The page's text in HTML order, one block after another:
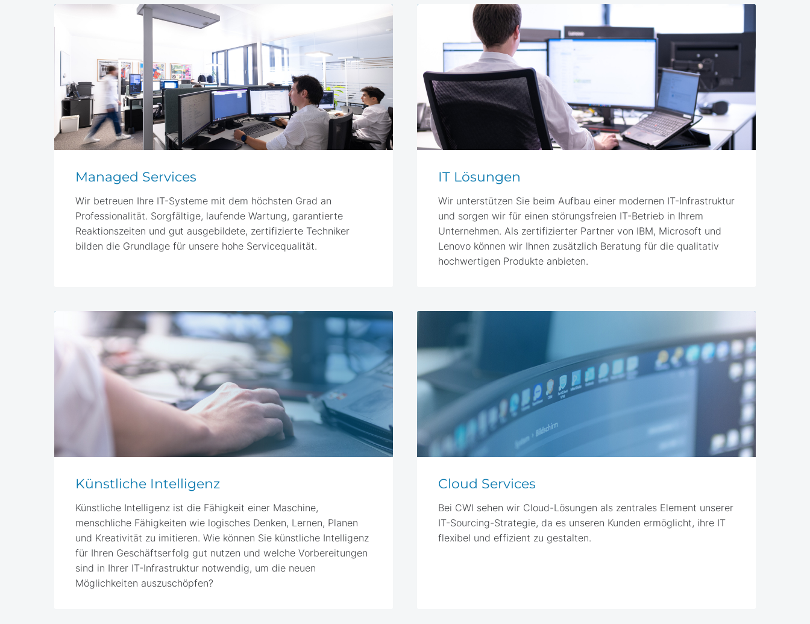
Managed Services
Wir betreuen Ihre IT-Systeme mit dem höchsten Grad an
Professionalität. Sorgfältige, laufende Wartung, garantierte
Reaktionszeiten und gut ausgebildete, zertifizierte Techniker
bilden die Grundlage für unsere hohe Servicequalität.
IT Lösungen
Wir unterstützen Sie beim Aufbau einer modernen IT-Infrastruktur
und sorgen wir für einen störungsfreien IT-Betrieb in Ihrem
Unternehmen. Als zertifizierter Partner von IBM, Microsoft und
Lenovo können wir Ihnen zusätzlich Beratung für die qualitativ
hochwertigen Produkte anbieten.
Künstliche Intelligenz
Künstliche Intelligenz ist die Fähigkeit einer Maschine,
menschliche Fähigkeiten wie logisches Denken, Lernen, Planen
und Kreativität zu imitieren. Wie können Sie künstliche Intelligenz
für Ihren Geschäftserfolg gut nutzen und welche Vorbereitungen
sind in Ihrer IT-Infrastruktur notwendig, um die neuen
Möglichkeiten auszuschöpfen?
Cloud Services
Bei CWI sehen wir Cloud-Lösungen als zentrales Element unserer
IT-Sourcing-Strategie, da es unseren Kunden ermöglicht, ihre IT
flexibel und effizient zu gestalten.